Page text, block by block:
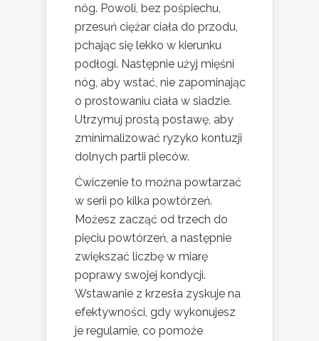
nóg. Powoli, bez pośpiechu,
przesuń ciężar ciała do przodu,
pchając się lekko w kierunku
podłogi. Następnie użyj mięśni
nóg, aby wstać, nie zapominając
o prostowaniu ciała w siadzie.
Utrzymuj prostą postawę, aby
zminimalizować ryzyko kontuzji
dolnych partii pleców.
Ćwiczenie to można powtarzać
w serii po kilka powtórzeń.
Możesz zacząć od trzech do
pięciu powtórzeń, a następnie
zwiększać liczbę w miarę
poprawy swojej kondycji.
Wstawanie z krzesła zyskuje na
efektywności, gdy wykonujesz
je regularnie, co pomoże